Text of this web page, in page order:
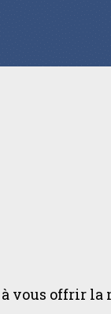
à vous offrir